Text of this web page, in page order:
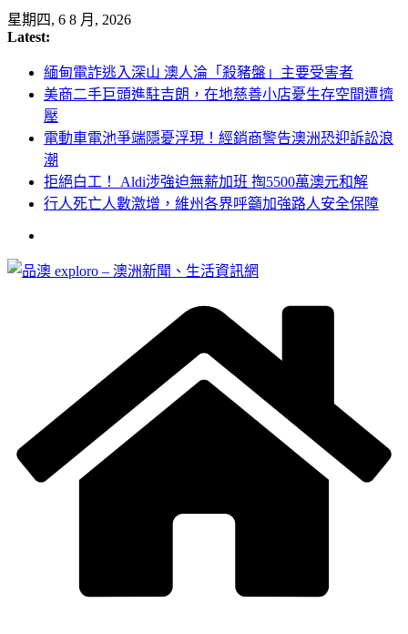
Skip
to
content
星期四, 6 8 月, 2026
Latest:
緬甸電詐逃入深山 澳人淪「殺豬盤」主要受害者
美商二手巨頭進駐吉朗，在地慈善小店憂生存空間遭擠
壓
電動車電池爭端隱憂浮現！經銷商警告澳洲恐迎訴訟浪
潮
拒絕白工！ Aldi涉強迫無薪加班 掏5500萬澳元和解
行人死亡人數激增，維州各界呼籲加強路人安全保障